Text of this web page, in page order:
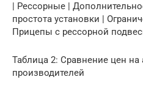
| Рессорные |
простота установки |
Прицепы с рессорной
Таблица 2: Сравнение цен
производителей